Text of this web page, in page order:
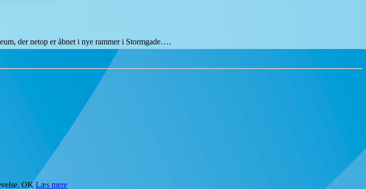
der netop er åbnet i nye rammer i Stormgade….
OK Læs mere